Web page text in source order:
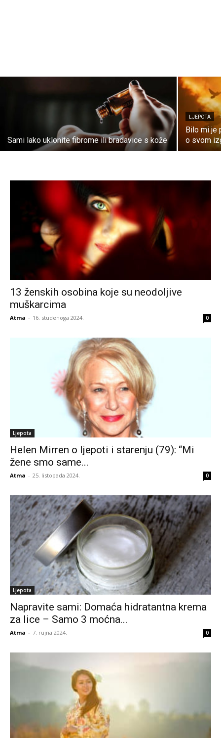
Sami lako uklonite fibrome ili bradavice s kože
LJEPOTA
Bilo mi je
o svom
13 ženskih osobina koje su neodoljive
muškarcima
Atma - 16. studenoga 2024. 0
Ljepota
Helen Mirren o ljepoti i starenju (79): “Mi
žene smo same...
Atma - 25. listopada 2024. 0
Ljepota
Napravite sami: Domaća hidratantna krema
za lice – Samo 3 moćna...
Atma - 7. rujna 2024. 0